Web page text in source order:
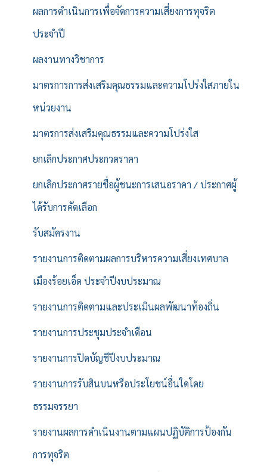
ผลการดำเนินการเพื่อจัดการความเสี่ยงการทุจริต
ประจำปี
ผลงานทางวิชาการ
มาตรการการส่งเสริมคุณธรรมและความโปร่งใสภายใน
หน่วยงาน
มาตรการส่งเสริมคุณธรรมและความโปร่งใส
ยกเลิกประกาศประกวดราคา
ยกเลิกประกาศรายชื่อผู้ชนะการเสนอราคา / ประกาศผู้
ได้รับการคัดเลือก
รับสมัครงาน
รายงานการติดตามผลการบริหารความเสี่ยงเทศบาล
เมืองร้อยเอ็ด ประจำปีงบประมาณ
รายงานการติดตามและประเมินผลพัฒนาท้องถิ่น
รายงานการประชุมประจำเดือน
รายงานการปิดบัญชีปีงบประมาณ
รายงานการรับสินบนหรือประโยชน์อื่นใดโดย
ธรรมจรรยา
รายงานผลการดำเนินงานตามแผนปฏิบัติการป้องกัน
การทุจริต